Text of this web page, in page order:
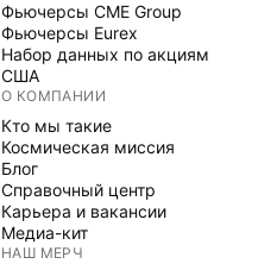
Фьючерсы CME Group
Фьючерсы Eurex
Набор данных по акциям
США
О КОМПАНИИ
Кто мы такие
Космическая миссия
Блог
Справочный центр
Карьера и вакансии
Медиа-кит
НАШ МЕРЧ